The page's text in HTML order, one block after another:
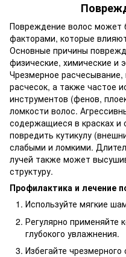
Повреждение волос может
факторами, которые
Основные причины
физические, химические и
Чрезмерное
расчесок, а также частое
инструментов (фенов,
ломкости волос.
содержащиеся в красках и
повредить кутикулу
слабыми и ломкими.
лучей также может
структуру.
Профилактика и лечение
Используйте мягкие
Регулярно применяйте
глубокого увлажнения.
Избегайте